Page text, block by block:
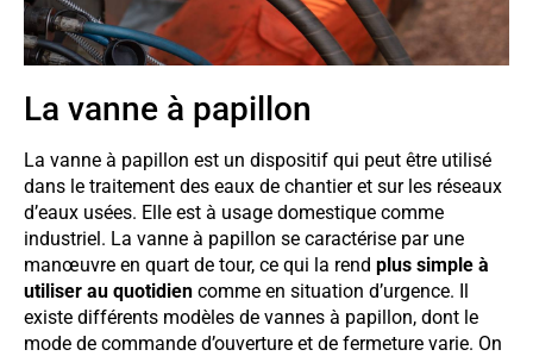
La vanne à papillon
La vanne à papillon est un dispositif qui peut être utilisé
dans le traitement des eaux de chantier et sur les réseaux
d’eaux usées. Elle est à usage domestique comme
industriel. La vanne à papillon se caractérise par une
manœuvre en quart de tour, ce qui la rend plus simple à
utiliser au quotidien comme en situation d’urgence. Il
existe différents modèles de vannes à papillon, dont le
mode de commande d’ouverture et de fermeture varie. On